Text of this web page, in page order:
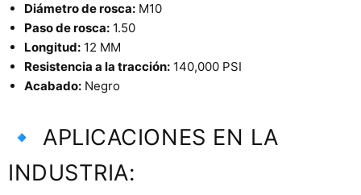
Diámetro de rosca: M10
Paso de rosca: 1.50
Longitud: 12 MM
Resistencia a la tracción: 140,000 PSI
Acabado: Negro
🔹 APLICACIONES EN LA
INDUSTRIA: